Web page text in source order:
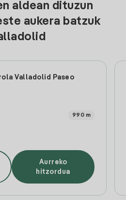
aldean dituzun
aukera batzuk
Valladolid Paseo
990 m
Aurreko
hitzordua